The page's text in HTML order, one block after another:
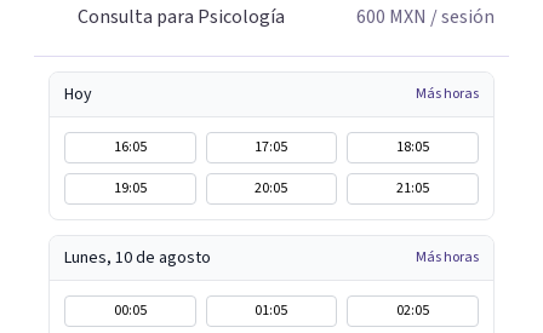
Consulta para Psicología
600 MXN / sesión
Hoy Más horas
16:05 17:05
18:05
19:05
20:05 21:05
Lunes, 10 de agosto Más horas
00:05 01:05
02:05